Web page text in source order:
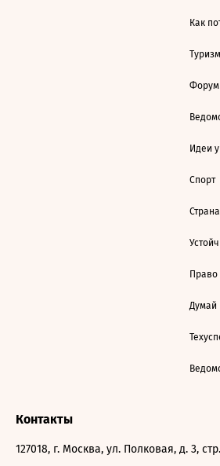
Как
Туризм
Форум
Идеи
Спорт
Страна
Право
Думай
Контакты
127018, г. Москва, ул. Полковая, д. 3,